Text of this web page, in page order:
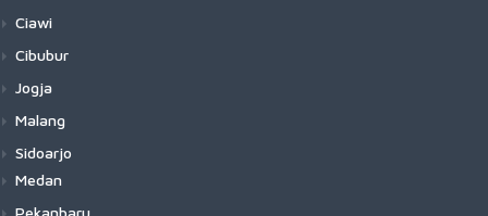
Ciawi
Cibubur
Jogja
Malang
Sidoarjo
Medan
Pekanbaru